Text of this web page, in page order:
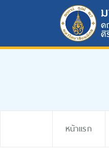
หน้าแรก